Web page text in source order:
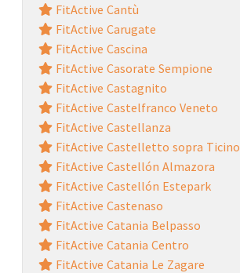
FitActive Cantù
FitActive Carugate
FitActive Cascina
FitActive Casorate Sempione
FitActive Castagnito
FitActive Castelfranco Veneto
FitActive Castellanza
FitActive Castelletto sopra Ticino
FitActive Castellón Almazora
FitActive Castellón Estepark
FitActive Castenaso
FitActive Catania Belpasso
FitActive Catania Centro
FitActive Catania Le Zagare